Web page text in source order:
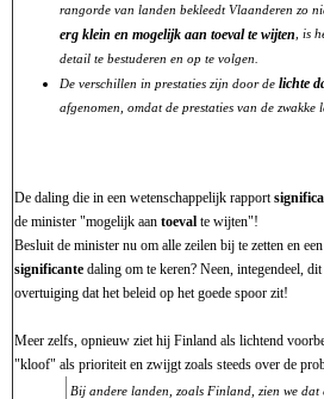
rangorde van landen bekleedt Vlaanderen zo
erg klein en mogelijk aan toeval te wijten, is
detail te bestuderen en op te volgen.
De verschillen in prestaties zijn door de lichte
afgenomen, omdat de prestaties van de
De daling die in een wetenschappelijk rapport
de minister "mogelijk aan toeval te wijten"!
Besluit de minister nu om alle zeilen bij te zetten en
significante daling om te keren? Neen, integendeel,
overtuiging dat het beleid op het goede spoor zit!
Meer zelfs, opnieuw ziet hij Finland als lichtend
"kloof" als prioriteit en zwijgt zoals steeds over de
Bij andere landen, zoals Finland, zien we dat